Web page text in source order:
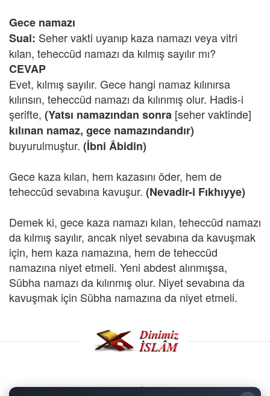
Gece namazı
Sual: Seher vakti uyanıp kaza namazı veya vitri
kılan, teheccüd namazı da kılmış sayılır mı?
CEVAP
Evet, kılmış sayılır. Gece hangi namaz kılınırsa
kılınsın, teheccüd namazı da kılınmış olur. Hadis-i
şerifte, (Yatsı namazından sonra [seher vaktinde]
kılınan namaz, gece namazındandır)
buyurulmuştur. (İbni Âbidin)
Gece kaza kılan, hem kazasını öder, hem de
teheccüd sevabına kavuşur. (Nevadir-i Fıkhıyye)
Demek ki, gece kaza namazı kılan, teheccüd namazı
da kılmış sayılır, ancak niyet sevabına da kavuşmak
için, hem kaza namazına, hem de teheccüd
namazına niyet etmeli. Yeni abdest alınmışsa,
Sübha namazı da kılınmış olur. Niyet sevabına da
kavuşmak için Sübha namazına da niyet etmeli.
Copyright © 2008 - Dinimiz İslam. Her Hakkı Saklıdır.